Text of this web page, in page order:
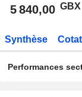
5 840,00 GBX
Synthèse
Performances